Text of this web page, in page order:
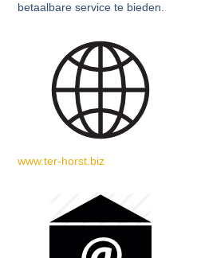
betaalbare service te bieden.
www.ter-horst.biz